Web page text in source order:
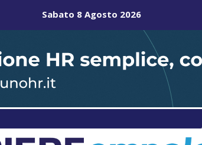
Sabato 8 Agosto 2026